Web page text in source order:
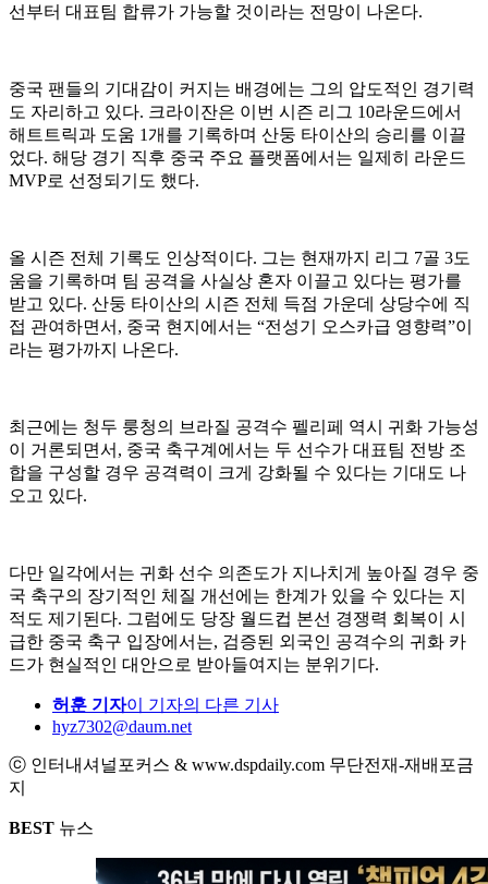
선부터 대표팀 합류가 가능할 것이라는 전망이 나온다.
중국 팬들의 기대감이 커지는 배경에는 그의 압도적인 경기력
도 자리하고 있다. 크라이잔은 이번 시즌 리그 10라운드에서
해트트릭과 도움 1개를 기록하며 산둥 타이산의 승리를 이끌
었다. 해당 경기 직후 중국 주요 플랫폼에서는 일제히 라운드
MVP로 선정되기도 했다.
올 시즌 전체 기록도 인상적이다. 그는 현재까지 리그 7골 3도
움을 기록하며 팀 공격을 사실상 혼자 이끌고 있다는 평가를
받고 있다. 산둥 타이산의 시즌 전체 득점 가운데 상당수에 직
접 관여하면서, 중국 현지에서는 “전성기 오스카급 영향력”이
라는 평가까지 나온다.
최근에는 청두 룽청의 브라질 공격수 펠리페 역시 귀화 가능성
이 거론되면서, 중국 축구계에서는 두 선수가 대표팀 전방 조
합을 구성할 경우 공격력이 크게 강화될 수 있다는 기대도 나
오고 있다.
다만 일각에서는 귀화 선수 의존도가 지나치게 높아질 경우 중
국 축구의 장기적인 체질 개선에는 한계가 있을 수 있다는 지
적도 제기된다. 그럼에도 당장 월드컵 본선 경쟁력 회복이 시
급한 중국 축구 입장에서는, 검증된 외국인 공격수의 귀화 카
드가 현실적인 대안으로 받아들여지는 분위기다.
허훈 기자이 기자의 다른 기사
hyz7302@daum.net
ⓒ 인터내셔널포커스 & www.dspdaily.com 무단전재-재배포금
지
BEST 뉴스